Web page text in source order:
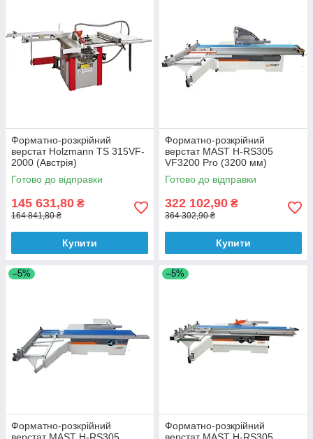
Форматно-розкрійний
верстат Holzmann TS 315VF-
2000 (Австрія)
Готово до відправки
145 631,80 ₴
164 841,80 ₴
Купити
Форматно-розкрійний
верстат MAST H-RS305
VF3200 Pro (3200 мм)
Готово до відправки
322 102,90 ₴
364 302,90 ₴
Купити
–5%
Форматно-розкрійний
верстат MAST H-RS305
–5%
Форматно-розкрійний
верстат MAST H-RS305